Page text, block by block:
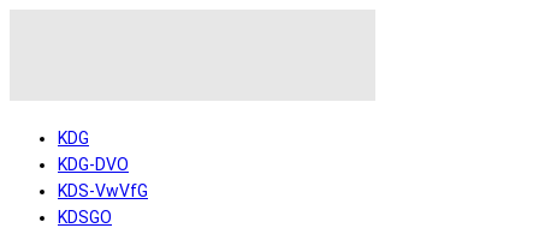
KDG
KDG-DVO
KDS-VwVfG
KDSGO